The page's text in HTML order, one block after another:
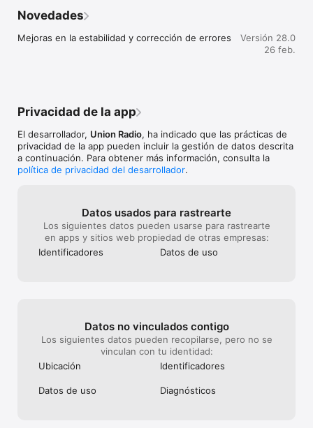
Novedades
Mejoras en la estabilidad y corrección de errores
Versión 28.0
26 feb.
Privacidad de la app
El desarrollador, Union Radio, ha indicado que las prácticas de
privacidad de la app pueden incluir la gestión de datos descrita
a continuación. Para obtener más información, consulta la
política de privacidad del desarrollador.
Datos usados para rastrearte
Los siguientes datos pueden usarse para rastrearte
en apps y sitios web propiedad de otras empresas:
Identificado­res
Datos de uso
Datos no vinculados contigo
Los siguientes datos pueden recopilarse, pero no se
vinculan con tu identidad:
Ubicación
Identificado­res
Datos de uso Diagnósticos